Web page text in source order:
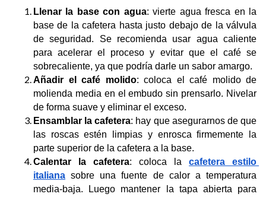
Llenar la base con agua: vierte agua fresca en la
base de la cafetera hasta justo debajo de la válvula
de seguridad. Se recomienda usar agua caliente
para acelerar el proceso y evitar que el café se
sobrecaliente, ya que podría darle un sabor amargo.
Añadir el café molido: coloca el café molido de
molienda media en el embudo sin prensarlo. Nivelar
de forma suave y eliminar el exceso.
Ensamblar la cafetera: hay que asegurarnos de que
las roscas estén limpias y enrosca firmemente la
parte superior de la cafetera a la base.
Calentar la cafetera: coloca la cafetera estilo
italiana sobre una fuente de calor a temperatura
media-baja. Luego mantener la tapa abierta para